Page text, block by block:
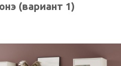
(вариант 1)